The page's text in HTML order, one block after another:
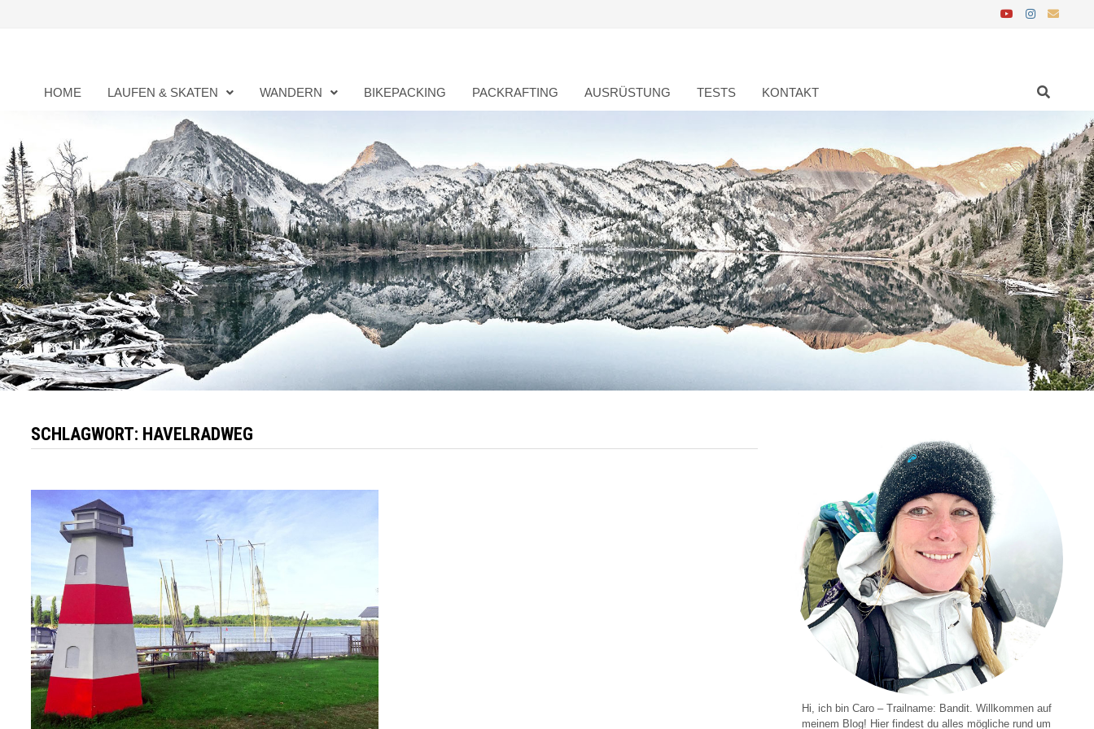
HOME LAUFEN & SKATEN WANDERN BIKEPACKING PACKRAFTING AUSRÜSTUNG TESTS KONTAKT
SCHLAGWORT: HAVELRADWEG
Hi, ich bin Caro – Trailname: Bandit. Willkommen auf
meinem Blog! Hier findest du alles mögliche rund um